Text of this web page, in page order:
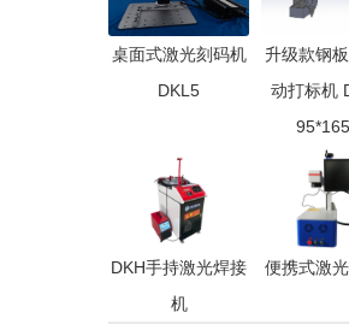
桌面式激光刻码机
DKL5
升级款钢
动打标机
DKH手持激光焊接
机
便携式激